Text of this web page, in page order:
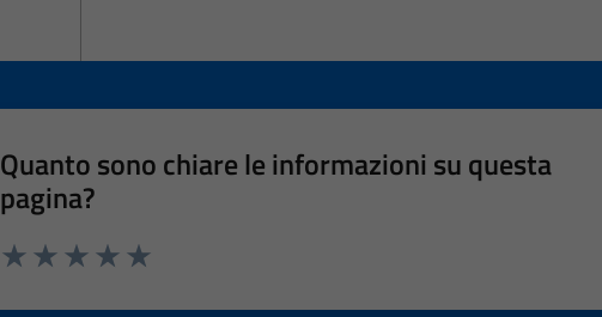
Quanto sono chiare le informazioni su questa
pagina?